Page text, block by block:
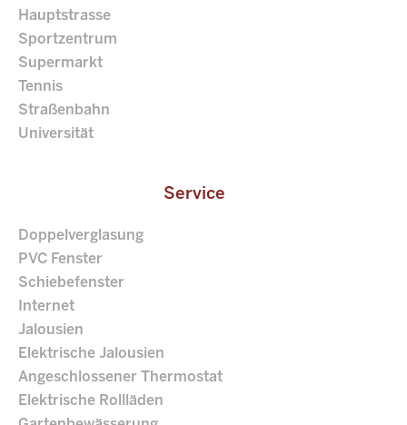
Hauptstrasse
Sportzentrum
Supermarkt
Tennis
Straßenbahn
Universität
Service
Doppelverglasung
PVC Fenster
Schiebefenster
Internet
Jalousien
Elektrische Jalousien
Angeschlossener Thermostat
Elektrische Rollläden